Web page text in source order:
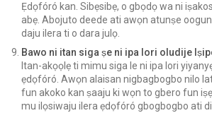
Ẹdọfóró kan. Sibẹsibẹ, o gbọdọ wa ni
abẹ. Abojuto deede ati awọn atunṣe
daju ilera ti o dara julọ.
Bawo ni itan siga ṣe ni ipa lori oludije
Itan-akọọlẹ ti mimu siga le ni ipa lori
ẹdọfóró. Awọn alaisan nigbagbogbo nilo
fun akoko kan ṣaaju ki wọn to gbero fun
mu ilọsiwaju ilera ẹdọfóró gbogbogbo ati